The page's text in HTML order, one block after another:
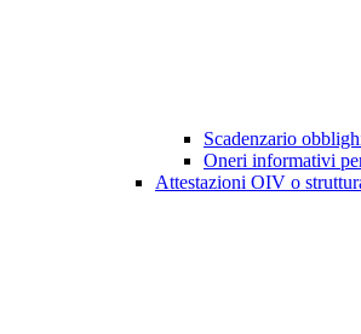
Scadenzario
Oneri informativi
Attestazioni OIV o